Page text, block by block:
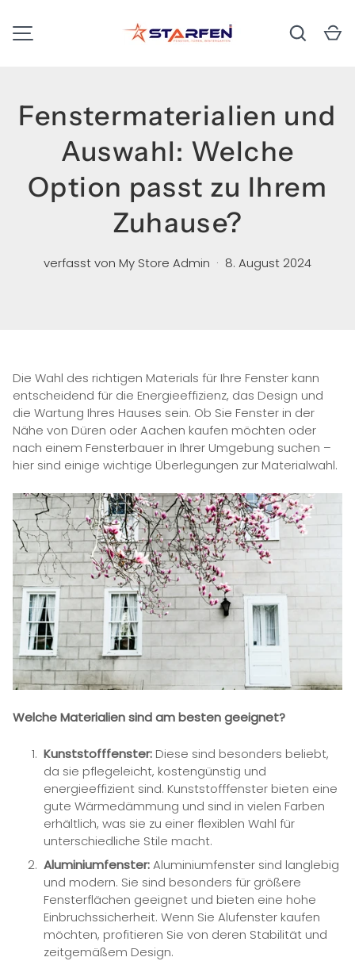
DIREKT ZUM INHALT Suchen
Fenstermaterialien und
Auswahl: Welche
Option passt zu Ihrem
Zuhause?
verfasst von My Store Admin · 8. August 2024
Die Wahl des richtigen Materials für Ihre Fenster kann
entscheidend für die Energieeffizienz, das Design und
die Wartung Ihres Hauses sein. Ob Sie Fenster in der
Nähe von Düren oder Aachen kaufen möchten oder
nach einem Fensterbauer in Ihrer Umgebung suchen –
hier sind einige wichtige Überlegungen zur Materialwahl.
Welche Materialien sind am besten geeignet?
Kunststofffenster:Diese sind besonders beliebt,
da sie pflegeleicht, kostengünstig und
energieeffizient sind. Kunststofffenster bieten eine
gute Wärmedämmung und sind in vielen Farben
erhältlich, was sie zu einer flexiblen Wahl für
unterschiedliche Stile macht.
Aluminiumfenster:Aluminiumfenster sind langlebig
und modern. Sie sind besonders für größere
Fensterflächen geeignet und bieten eine hohe
Einbruchssicherheit. Wenn Sie Alufenster kaufen
möchten, profitieren Sie von deren Stabilität und
zeitgemäßem Design.